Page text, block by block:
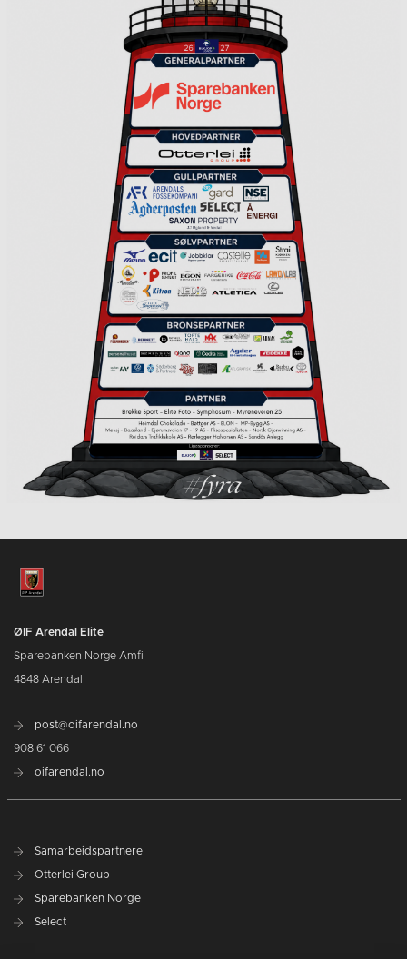
ØIF Arendal Elite
Sparebanken Norge Amfi
4848 Arendal
post@oifarendal.no
908 61 066
oifarendal.no
Samarbeidspartnere
Otterlei Group
Sparebanken Norge
Select